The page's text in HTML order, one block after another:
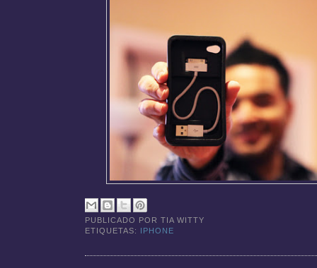
PUBLICADO PORTIA WITTY
ETIQUETAS: IPHONE